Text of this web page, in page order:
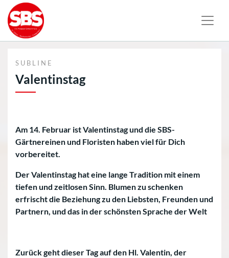
SUBLINE
Valentinstag
Am 14. Februar ist Valentinstag und die SBS-
Gärtnereinen und Floristen haben viel für Dich
vorbereitet.
Der Valentinstag hat eine lange Tradition mit einem
tiefen und zeitlosen Sinn. Blumen zu schenken
erfrischt die Beziehung zu den Liebsten, Freunden und
Partnern, und das in der schönsten Sprache der Welt
Zurück geht dieser Tag auf den Hl. Valentin, der